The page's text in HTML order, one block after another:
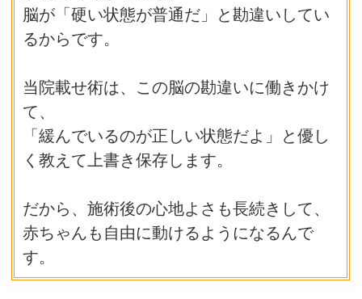
脳が「硬い状態が普通だ」と勘違いしてい
るからです。
当院載せ術は、この脳の勘違いに働きかけ
て、
「緩んでいるのが正しい状態だよ」と優し
く教えて上書き保存します。
だから、施術後の心地よさも長続きして、
赤ちゃんも自由に動けるようになるんで
す。